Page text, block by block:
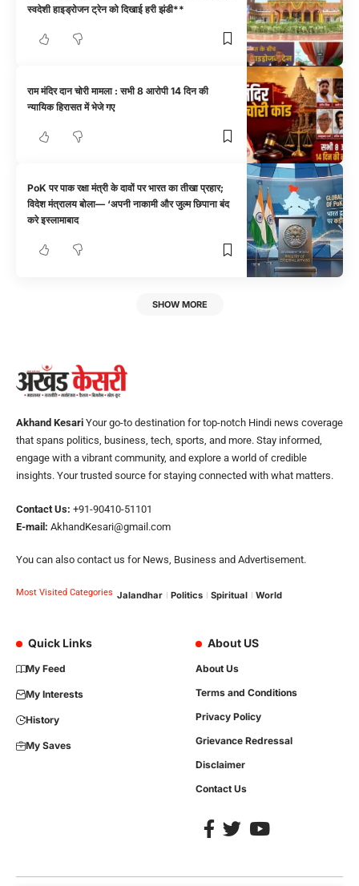
स्वदेशी हाइड्रोजन ट्रेन को दिखाई हरी झंडी**
राम मंदिर दान चोरी मामला : सभी 8 आरोपी 14 दिन की
न्यायिक हिरासत में भेजे गए
PoK पर पाक रक्षा मंत्री के दावों पर भारत का तीखा प्रहार;
विदेश मंत्रालय बोला— ‘अपनी नाकामी और जुल्म छिपाना बंद
करे इस्लामाबाद
SHOW MORE
Akhand Kesari Your go-to destination for top-notch Hindi news coverage
that spans politics, business, tech, sports, and more. Stay informed,
engage with a vibrant community, and explore a world of credible
insights. Your trusted source for staying connected with what matters.
Contact Us: +91-90410-51101
E-mail: AkhandKesari@gmail.com
You can also contact us for News, Business and Advertisement.
Most Visited Categories Jalandhar Politics Spiritual World
Quick Links
My Feed
My Interests
History
My Saves
About US
About Us
Terms and Conditions
Privacy Policy
Grievance Redressal
Disclaimer
Contact Us